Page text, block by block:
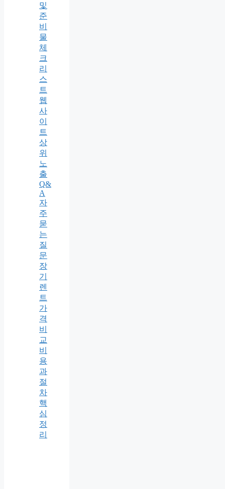
및
준
비
물
체
크
리
스
트
웹
사
이
트
상
위
노
출
Q&
A
자
주
묻
는
질
문
장
기
렌
트
가
격
비
교
비
용
과
절
차
핵
심
정
리